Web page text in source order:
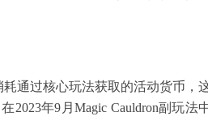
通过核心玩法获取的活动货币，
2023年9月Magic Cauldron副玩法